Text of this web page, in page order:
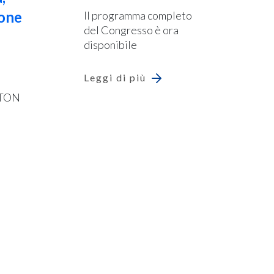
Il programma completo
del Congresso è ora
disponibile
Leggi di più